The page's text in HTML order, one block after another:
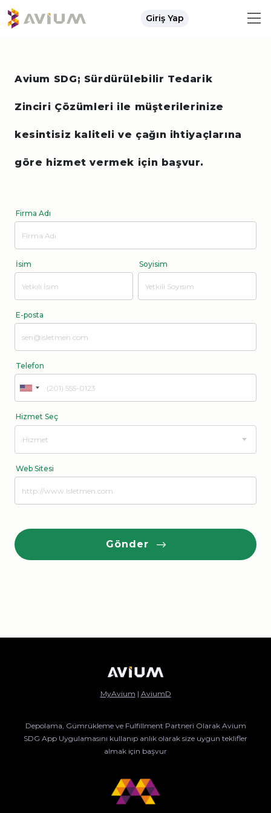
Giriş Yap
Avium SDG; Sürdürülebilir Tedarik
Zinciri Çözümleri ile müşterilerinize
kesintisiz kaliteli ve çağın ihtiyaçlarına
göre hizmet vermek için başvur.
Firma Adı
İsim Soyisim
E-posta
Telefon
United
+1
Hizmet Seç
Hizmet
Web Sitesi
Gönder
MyAvium | AviumD
Depolama, Gümrükleme ve Fulfillment Partneri Olarak Avium
SDG App Uygulamasını kullanıp anlık olarak size uygun teklifler
almak için başvur